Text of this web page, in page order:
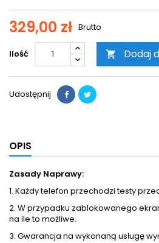
329,00 zł Brutto
Ilość  Dodaj
Udostępnij
OPIS
Zasady Naprawy:
1. Każdy telefon przechodzi testy
2. W przypadku zablokowanego
na ile to możliwe.
3. Gwarancja na wykonaną usługę